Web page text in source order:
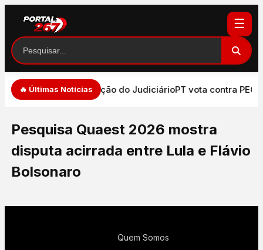
☰
🔥 Últimas Notícias
de expressão e atuação do JudiciárioPT vota contra PEC
Pesquisa Quaest 2026 mostra
disputa acirrada entre Lula e Flávio
Bolsonaro
Quem Somos